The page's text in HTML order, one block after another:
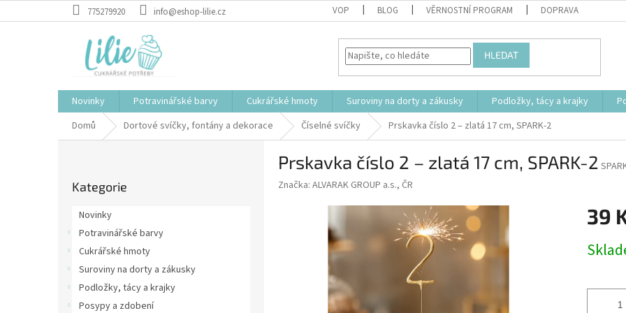
na
775279920 info@eshop-lilie.cz VOP BLOG VĚRNOSTNÍ PROGRAM DOPRAVA
HLEDAT
Novinky Potravinářské barvy Cukrářské hmoty Suroviny na dorty a zákusky Podložky, tácy a krajky
Domů
Dortové svíčky, fontány a dekorace Číselné svíčky Prskavka číslo 2 – zlatá 17 cm, SPARK-2
kategorie
Kategorie
Novinky
Potravinářské barvy
Cukrářské hmoty
Suroviny na dorty a zákusky
Podložky, tácy a krajky
Posypy a zdobení
Prskavka číslo 2 – zlatá 17 cm, SPARK-2
Značka: ALVARAK GROUP a.s., ČR
39
cena: